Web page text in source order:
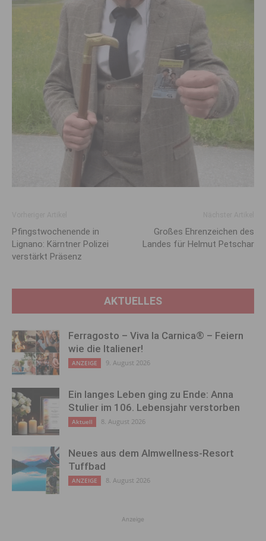
Pfingstwochenende in
Lignano: Kärntner Polizei
verstärkt Präsenz
Großes Ehrenzeichen des
Landes für Helmut Petschar
AKTUELLES
Ferragosto – Viva la Carnica® – Feiern
wie die Italiener!
ANZEIGE 9. August 2026
Ein langes Leben ging zu Ende: Anna
Stulier im 106. Lebensjahr verstorben
Aktuell 8. August 2026
Neues aus dem Almwellness-Resort
Tuffbad
ANZEIGE 8. August 2026
Anzeige